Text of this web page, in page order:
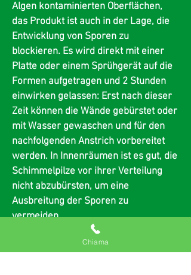
Algen kontaminierten Oberflächen,
das Produkt ist auch in der Lage, die
Entwicklung von Sporen zu
blockieren. Es wird direkt mit einer
Platte oder einem Sprühgerät auf die
Formen aufgetragen und 2 Stunden
einwirken gelassen: Erst nach dieser
Zeit können die Wände gebürstet oder
mit Wasser gewaschen und für den
nachfolgenden Anstrich vorbereitet
werden. In Innenräumen ist es gut, die
Schimmelpilze vor ihrer Verteilung
nicht abzubürsten, um eine
Ausbreitung der Sporen zu
vermeiden.
Weiterlesen &gt;Chiama